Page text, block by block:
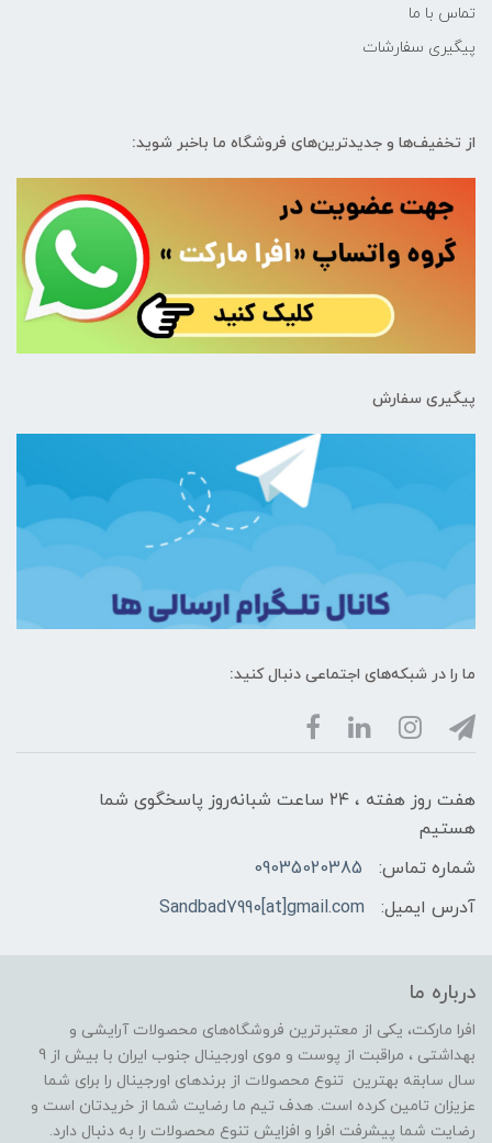
تماس با ما
پیگیری سفارشات
از تخفیف‌ها و جدیدترین‌های فروشگاه ما باخبر شوید:
پیگیری سفارش
ما را در شبکه‌های اجتماعی دنبال کنید:
هفت روز هفته ، ۲۴ ساعت شبانه‌روز پاسخگوی شما
هستیم
شماره تماس:
09035020385
آدرس ایمیل:
Sandbad7990[at]gmail.com
درباره ما
افرا مارکت، یکی از معتبرترین فروشگاه‌های محصولات آرایشی و
بهداشتی ، مراقبت از پوست و موی اورجینال جنوب ایران با بیش از 9
سال سابقه بهترین تنوع محصولات از برندهای اورجینال را برای شما
عزیزان تامین کرده است. هدف تیم ما رضایت شما از خریدتان است و
رضایت شما پیشرفت افرا و افزایش تنوع محصولات را به دنبال دارد.